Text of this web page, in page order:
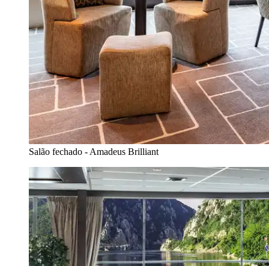
Salão fechado - Amadeus Brilliant